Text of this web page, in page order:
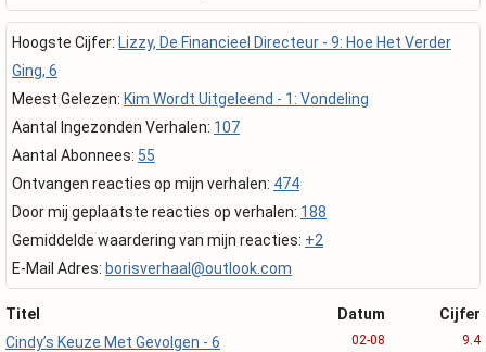
Hoogste Cijfer: Lizzy, De Financieel Directeur - 9: Hoe Het Verder
Ging, 6
Meest Gelezen: Kim Wordt Uitgeleend - 1: Vondeling
Aantal Ingezonden Verhalen: 107
Aantal Abonnees: 55
Ontvangen reacties op mijn verhalen: 474
Door mij geplaatste reacties op verhalen: 188
Gemiddelde waardering van mijn reacties: +2
E-Mail Adres: borisverhaal@outlook.com
Titel Datum
Cijfer
Cindy’s Keuze Met Gevolgen - 6
02-08 9.4